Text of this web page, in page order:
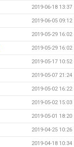
2019-06-18 13:37
2019-06-05 09:12
2019-05-29 16:02
2019-05-29 16:02
2019-05-17 10:52
2019-05-07 21:24
2019-05-02 16:22
2019-05-02 15:03
2019-05-01 18:20
2019-04-25 10:26
2019-04-18 10:34